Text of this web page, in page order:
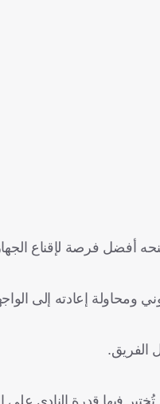
أفضل فرصة لإقناع
ومحاولة إعادته إلى
الفريق.
فيها قدرة النادي على